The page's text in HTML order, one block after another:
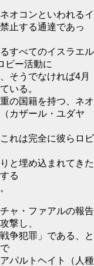
オコンといわれるイ
止する通達であっ
すべてのイスラエル
ビー活動に
そうでなければ4月
いる。
の国籍を持つ、ネオ
カザール・ユダヤ
れは完全に彼らロビ
と埋め込まれてきた
る
ャ・ファアルの報告
撃し、
争犯罪」である、と
パルトヘイト（人種